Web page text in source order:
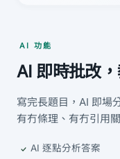
AI 功能
AI 即時批改
寫完長題目，AI 即場
有冇條理、有冇引用
AI 逐點分析答案